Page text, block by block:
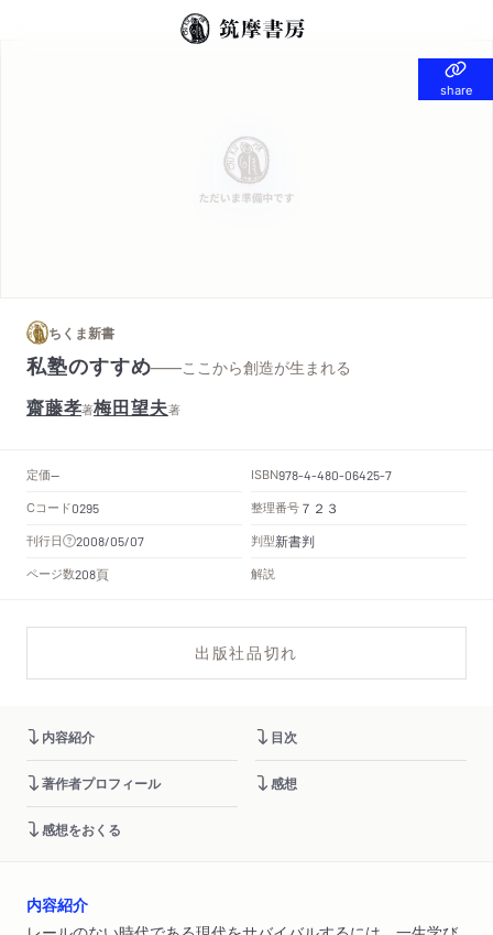
share
share
ちくま新書
私塾のすすめ——ここから創造が生まれる
齋藤孝著梅田望夫著
定価-- ISBN978-4-480-06425-7
Cコード0295 整理番号 ７２３
刊行日 2008/05/07 判型新書判
ページ数208頁 解説
出版社品切れ
内容紹介 目次
著作者プロフィール 感想
感想をおくる
内容紹介